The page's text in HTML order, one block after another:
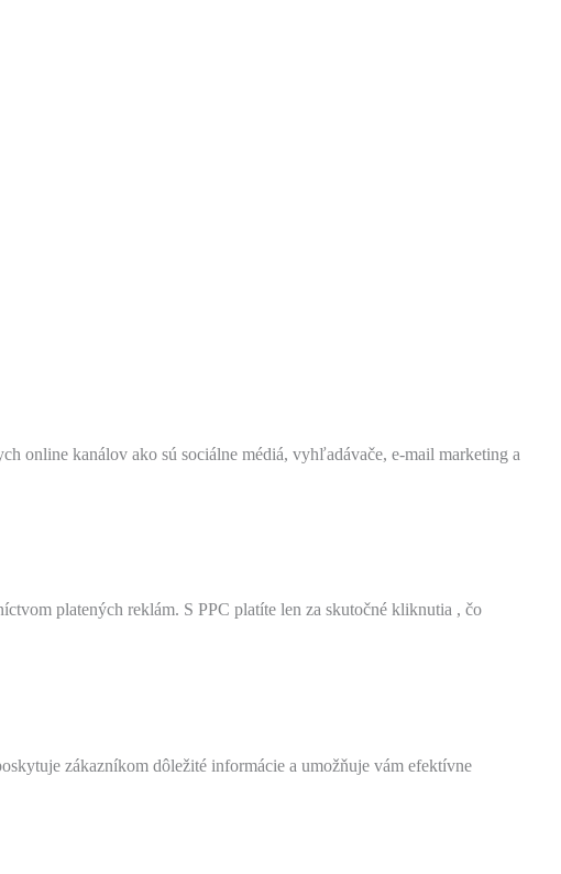
online kanálov ako sú sociálne médiá, vyhľadávače, e-mail marketing a
platených reklám. S PPC platíte len za skutočné kliknutia , čo
zákazníkom dôležité informácie a umožňuje vám efektívne